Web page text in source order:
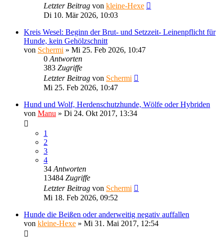
Letzter Beitrag von kleine-Hexe
Di 10. Mär 2026, 10:03
Kreis Wesel: Beginn der Brut- und Setzzeit- Leinenpflicht für
Hunde, kein Gehölzschnitt
von Schermi » Mi 25. Feb 2026, 10:47
0 Antworten
383 Zugriffe
Letzter Beitrag von Schermi
Mi 25. Feb 2026, 10:47
Hund und Wolf, Herdenschutzhunde, Wölfe oder Hybriden
von Manu » Di 24. Okt 2017, 13:34
1
2
3
4
34 Antworten
13484 Zugriffe
Letzter Beitrag von Schermi
Mi 18. Feb 2026, 09:52
Hunde die Beißen oder anderweitig negativ auffallen
von kleine-Hexe » Mi 31. Mai 2017, 12:54